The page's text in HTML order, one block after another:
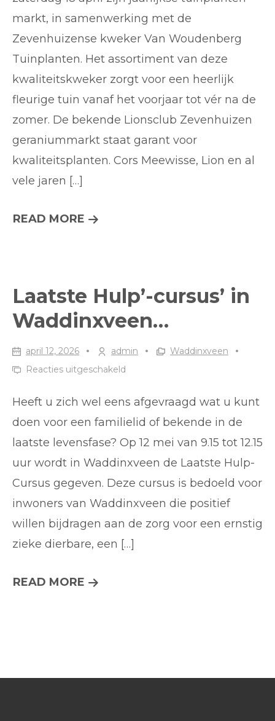
2026…
markt, in samenwerking met de
Zevenhuizense kweker Van Woudenberg
Tuinplanten. Het assortiment van deze
kwaliteitskweker zorgt voor een heerlijk
fleurige tuin vanaf het voorjaar tot vér na de
zomer. De bekende Lionsclub Zevenhuizen
geraniummarkt staat garant voor
kwaliteitsplanten. Cors Meewisse, Lion en al
vele jaren […]
READ MORE LIONSCLUB
2026…
Laatste Hulp’-cursus’ in
Waddinxveen…
april 12, 2026 admin
Waddinxveen
Reacties uitgeschakeld
Hulp’-
cursus’
Waddinxveen…
Heeft u zich wel eens afgevraagd wat u kunt
doen voor een familielid of bekende in de
laatste levensfase? Op 12 mei van 9.15 tot 12.15
uur wordt in Waddinxveen de Laatste Hulp-
Cursus gegeven. Deze cursus is bedoeld voor
inwoners van Waddinxveen die positief
willen bijdragen aan de zorg voor een ernstig
zieke dierbare, een […]
READ MORE LAATSTE